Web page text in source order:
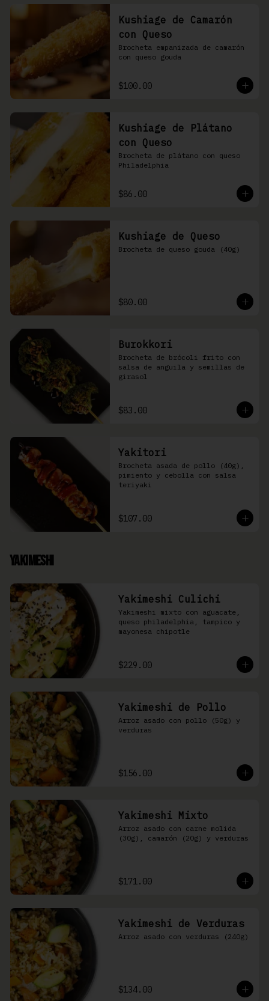
Kushiage de Camarón
con Queso
Brocheta empanizada de camarón
con queso gouda
$100.00
Kushiage de Plátano
con Queso
Brocheta de plátano con queso
Philadelphia
$86.00
Kushiage de Queso
Brocheta de queso gouda (40g)
$80.00
Burokkori
Brocheta de brócoli frito con
salsa de anguila y semillas de
girasol
$83.00
Yakitori
Brocheta asada de pollo (40g),
pimiento y cebolla con salsa
teriyaki
$107.00
Yakimeshi
Yakimeshi Culichi
Yakimeshi mixto con aguacate,
queso philadelphia, tampico y
mayonesa chipotle
$229.00
Yakimeshi de Pollo
Arroz asado con pollo (50g) y
verduras
$156.00
Yakimeshi Mixto
Arroz asado con carne molida
(30g), camarón (20g) y verduras
$171.00
Yakimeshi de Verduras
Arroz asado con verduras (240g)
$134.00